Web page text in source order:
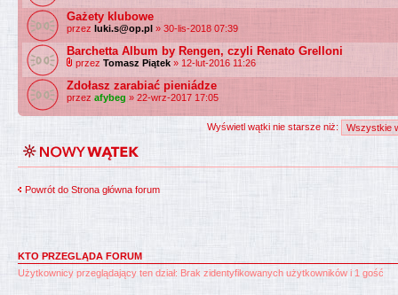
Gażety klubowe
przez luki.s@op.pl » 30-lis-2018 07:39
Barchetta Album by Rengen, czyli Renato Grelloni
przez Tomasz Piątek » 12-lut-2016 11:26
Zdołasz zarabiać pieniádze
przez afybeg » 22-wrz-2017 17:05
Wyświetl wątki nie starsze niż:
Powrót do Strona główna forum
KTO PRZEGLĄDA FORUM
Użytkownicy przeglądający ten dział: Brak zidentyfikowanych użytkowników i 1 gość